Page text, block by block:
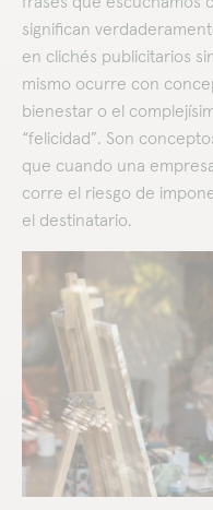
significan
en clichés publicitarios
mismo ocurre con
bienestar o el
“felicidad”. Son
que cuando una
corre el riesgo de
el destinatario.